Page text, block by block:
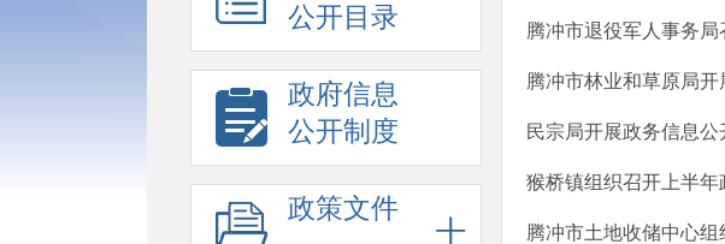
公开目录
政府信息
公开制度
政策文件
腾冲市退役军人事务
腾冲市林业和草原局
民宗局开展政务信息公
猴桥镇组织召开上半
腾冲市土地收储中心